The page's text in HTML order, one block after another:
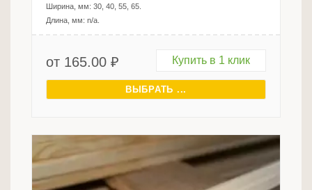
Ширина, мм: 30, 40, 55, 65
Длина, мм: n/a
от 165.00 ₽ Купить в 1 клик
ВЫБРАТЬ ...